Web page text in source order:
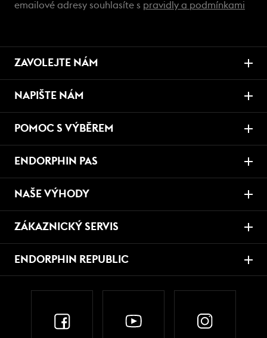
emailové adresy souhlasíte s pravidly a podmínkami
ZAVOLEJTE NÁM
NAPIŠTE NÁM
POMOC S VÝBĚREM
ENDORPHIN PAS
NAŠE VÝHODY
ZÁKAZNICKÝ SERVIS
ENDORPHIN REPUBLIC